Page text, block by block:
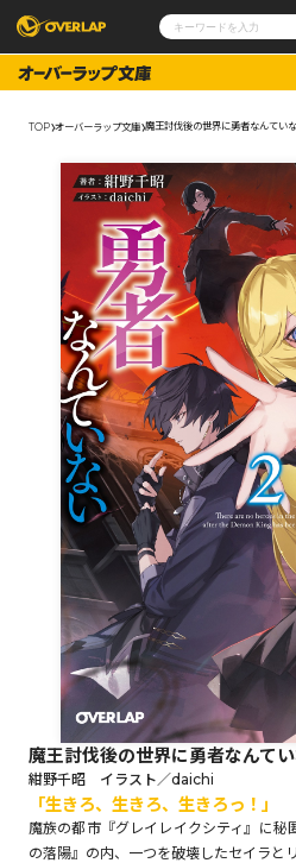
コミックガルド
コミッククリエ
その他
コミックエッセイ
ポケットモンスター
アニメ
企業
会社概要
採用情報
アクセス
オーバーラップホールディングス
オーバーラップ
オーバーラップ
オーバーラップ
ロサージュノ
コミックガ
コミッククリ
TOP オーバーラップ文庫 魔王討伐後の世界に勇者なんてい
魔王討伐後の世界に勇者なんて
紺野千昭 イラスト／daichi
「生きろ、生きろ、生きろっ！」
魔族の都市『グレイレイクシティ』に秘
の落陽』の内、一つを破壊したセイラとリ